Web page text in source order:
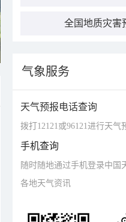
全国地质灾害
气象服务
天气预报电话查询
拨打12121或96121进行天气
手机查询
随时随地通过手机登录中国
各地天气资讯